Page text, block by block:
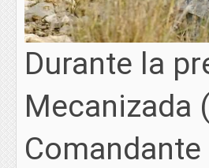
Durante la
Mecanizada